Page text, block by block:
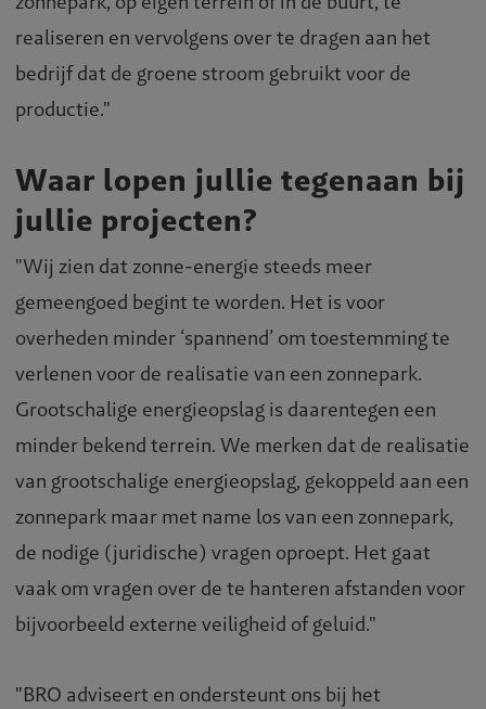
realiseren en vervolgens over te dragen aan het
bedrijf dat de groene stroom gebruikt voor de
productie."
Waar lopen jullie tegenaan bij
jullie projecten?
"Wij zien dat zonne-energie steeds meer
gemeengoed begint te worden. Het is voor
overheden minder ‘spannend’ om toestemming te
verlenen voor de realisatie van een zonnepark.
Grootschalige energieopslag is daarentegen een
minder bekend terrein. We merken dat de realisatie
van grootschalige energieopslag, gekoppeld aan een
zonnepark maar met name los van een zonnepark,
de nodige (juridische) vragen oproept. Het gaat
vaak om vragen over de te hanteren afstanden voor
bijvoorbeeld externe veiligheid of geluid."
"BRO adviseert en ondersteunt ons bij het